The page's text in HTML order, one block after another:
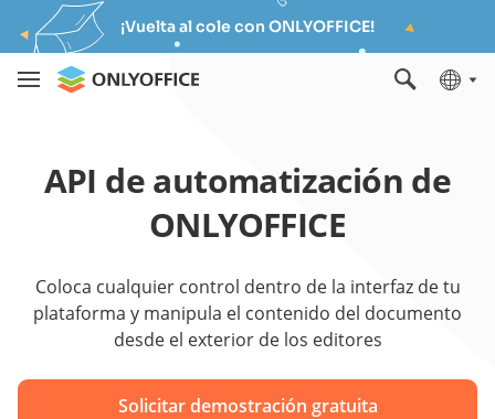
¡Vuelta al cole con ONLYOFFICE!
API de automatización de
ONLYOFFICE
Coloca cualquier control dentro de la interfaz de tu
plataforma y manipula el contenido del documento
desde el exterior de los editores
Solicitar demostración gratuita